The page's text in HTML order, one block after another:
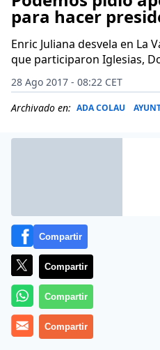
para hacer
Enric Juliana desvela en La
que participaron Iglesias,
28 Ago 2017 - 08:22 CET
Archivado en: ADA COLAU
La cena de los idiotas o la
Compartir
Compartir
Compartir
Compartir